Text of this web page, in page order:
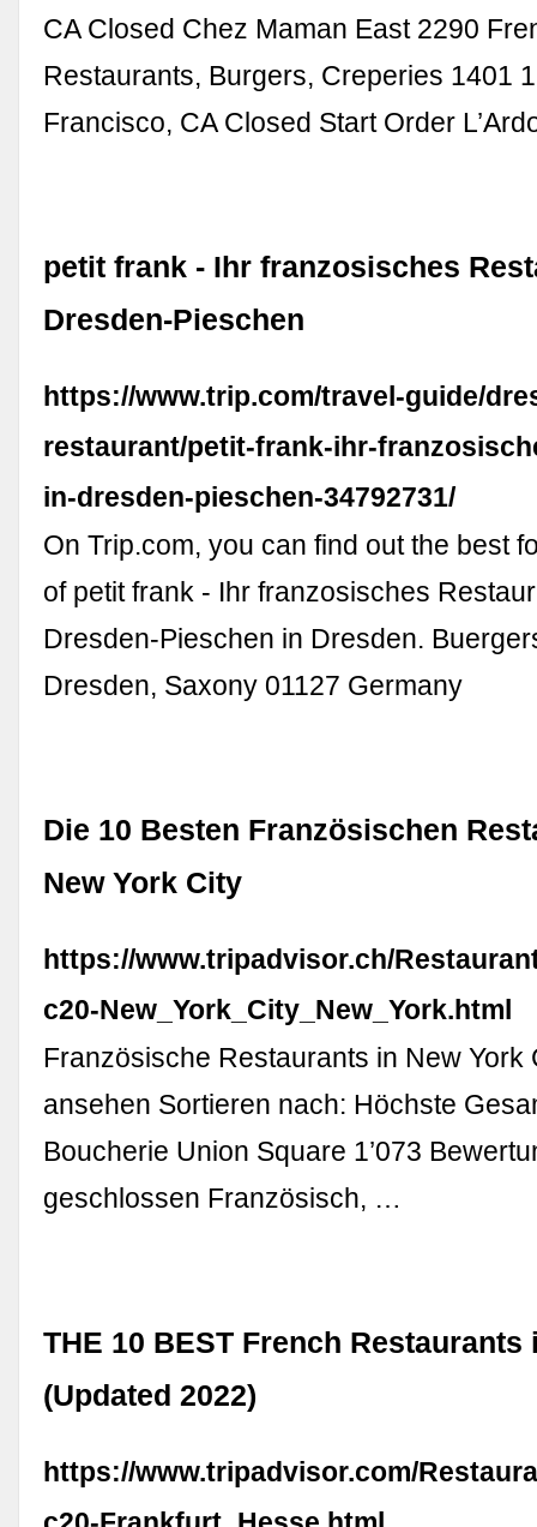
CA Closed Chez Maman East 2290
Restaurants, Burgers, Creperies 1401
Francisco, CA Closed Start Order
petit frank - Ihr franzosisches
Dresden-Pieschen
https://www.trip.com/travel-guide/
restaurant/petit-frank-ihr-
in-dresden-pieschen-34792731/
On Trip.com, you can find out the best
of petit frank - Ihr franzosisches
Dresden-Pieschen in Dresden.
Dresden, Saxony 01127 Germany
Die 10 Besten Französischen
New York City
https://www.tripadvisor.ch/
c20-New_York_City_New_York.html
Französische Restaurants in New York
ansehen Sortieren nach: Höchste
Boucherie Union Square 1’073
geschlossen Französisch, …
THE 10 BEST French
(Updated 2022)
https://www.tripadvisor.com/